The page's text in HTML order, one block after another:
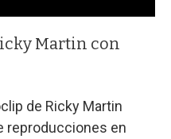
Martin con
de Ricky Martin
reproducciones en